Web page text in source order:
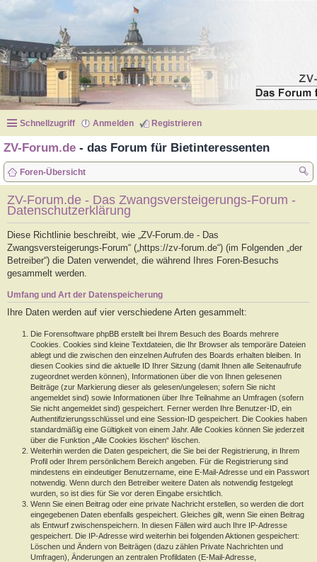
Schnellzugriff Anmelden Registrieren
ZV-Forum.de - das Forum für Bietinteressenten
Foren-Übersicht
ZV-Forum.de - Das Zwangsversteigerungs-Forum -
Datenschutzerklärung
Diese Richtlinie beschreibt, wie „ZV-Forum.de - Das
Zwangsversteigerungs-Forum“ („https://zv-forum.de“) (im Folgenden „der
Betreiber“) die Daten verwendet, die während Ihres Foren-Besuchs
gesammelt werden.
Umfang und Art der Datenspeicherung
Ihre Daten werden auf vier verschiedene Arten gesammelt:
Die Forensoftware phpBB erstellt bei Ihrem Besuch des Boards mehrere
Cookies. Cookies sind kleine Textdateien, die Ihr Browser als temporäre Dateien
ablegt und die zwischen den einzelnen Aufrufen des Boards erhalten bleiben. In
diesen Cookies sind die aktuelle ID Ihrer Sitzung (damit Ihnen alle Seitenaufrufe
zugeordnet werden können), Informationen über die von Ihnen gelesenen
Beiträge (zur Markierung dieser als gelesen/ungelesen; sofern Sie nicht
angemeldet sind) sowie Informationen über Ihre Teilnahme an Umfragen (sofern
Sie nicht angemeldet sind) gespeichert. Ferner werden Ihre Benutzer-ID, ein
Authentifizierungsschlüssel und eine Session-ID gespeichert. Die Cookies haben
standardmäßig eine Gültigkeit von einem Jahr. Alle Cookies können Sie jederzeit
über die Funktion „Alle Cookies löschen“ löschen.
Weiterhin werden die Daten gespeichert, die Sie bei der Registrierung, in Ihrem
Profil oder Ihrem persönlichem Bereich angeben. Für die Registrierung sind
mindestens ein eindeutiger Benutzername, eine E-Mail-Adresse und ein Passwort
notwendig. Wenn durch den Betreiber weitere Daten als notwendig festgelegt
wurden, so ist dies für Sie vor deren Eingabe ersichtlich.
Wenn Sie einen Beitrag oder eine private Nachricht erstellen, so werden die dort
eingegebenen Daten ebenfalls gespeichert. Gleiches gilt, wenn Sie einen Beitrag
als Entwurf zwischenspeichern. In diesen Fällen wird auch Ihre IP-Adresse
gespeichert. Die IP-Adresse wird weiterhin bei folgenden Aktionen gespeichert:
Löschen und Ändern von Beiträgen (dazu zählen Private Nachrichten und
Umfragen), Änderungen an zentralen Profildaten (E-Mail-Adresse,